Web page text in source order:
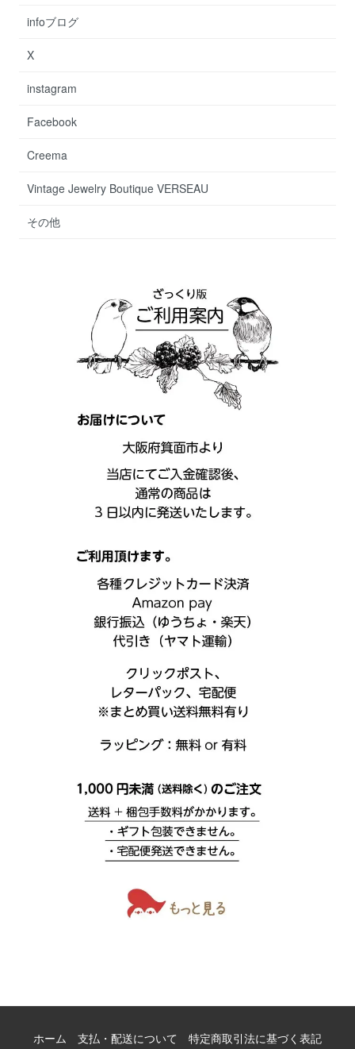
infoブログ
X
instagram
Facebook
Creema
Vintage Jewelry Boutique VERSEAU
その他
ホーム 支払・配送について
特定商取引法に基づく表記